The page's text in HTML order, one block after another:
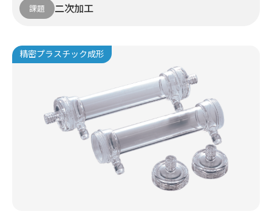
課題 二次加工
精密プラスチック成形